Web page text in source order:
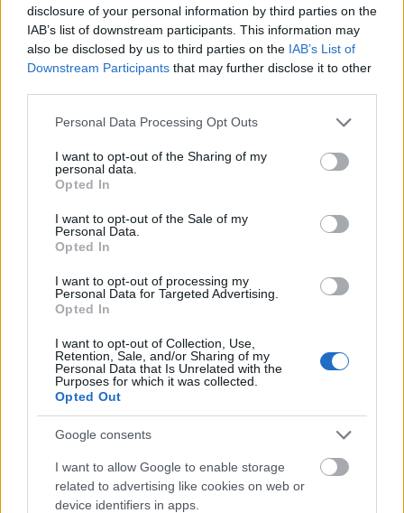
disclosure of your personal information by third parties on the
IAB’s list of downstream participants. This information may
also be disclosed by us to third parties on the IAB’s List of
Downstream Participants that may further disclose it to other
Please note that this website/app uses one or more Google
not limited to your visit or usage behaviour. You may click to
grant or deny consent to Google and its third-party tags to
use your data for below specified purposes in below Google
consent section.
Personal Data Processing Opt Outs
I want to opt-out of the Sharing of my
personal data.
Opted In
I want to opt-out of the Sale of my
Personal Data.
Opted In
I want to opt-out of processing my
Personal Data for Targeted Advertising.
Opted In
I want to opt-out of Collection, Use,
Retention, Sale, and/or Sharing of my
Personal Data that Is Unrelated with the
Purposes for which it was collected.
Opted Out
Google consents
I want to allow Google to enable storage
related to advertising like cookies on web or
device identifiers in apps.
Állami gondoskodásban nevelkedett fiatalok féléves
művészeti és pályaorientációs képzés után adta elő
Odisszeusz és fia, Télemakhosz történetét.
Katalint
TörökÁkos•2019. március 05.
A Magyar Színház Ópiumkeringő című zenés
bemutatója nem lesz sikertelen, pedig messze a
tűréshatáron túl nyúlnak Karády Katalin
Kerényi Miklós Gábor rendezi a Lovas
Színház Demjén-musicaljét
TörökÁkos•2019. március 05.
Pintér Tibor a keresztényi megbocsátás jegyében
kérte fel az Operettszínházból meglehetősen
botrányos körülmények között távozó rendezőt.